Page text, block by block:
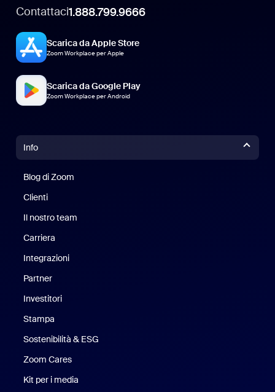
Contattaci1.888.799.9666
Scarica da Apple Store
Zoom Workplace per Apple
Scarica da Google Play
Zoom Workplace per Android
Info
Blog di Zoom
Clienti
Il nostro team
Carriera
Integrazioni
Partner
Investitori
Stampa
Sostenibilità & ESG
Zoom Cares
Kit per i media